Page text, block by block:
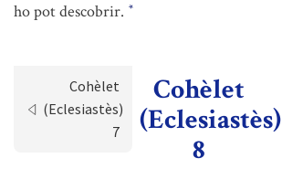
ho pot descobrir. *
Cohèlet
(Eclesiastès)
7
Cohèlet
(Eclesiastès)
8